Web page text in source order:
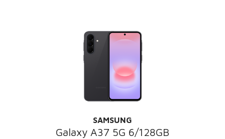
SAMSUNG
Galaxy A37 5G 6/128GB